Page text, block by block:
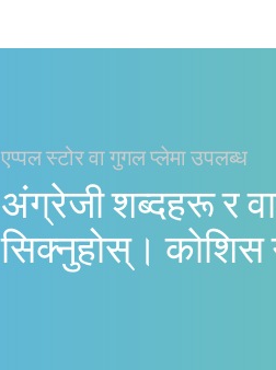
एप्पल स्टोर वा गुगल प्लेमा उपलब्ध
अंग्रेजी शब्दहरू र
सिक्नुहोस्। काेशिस